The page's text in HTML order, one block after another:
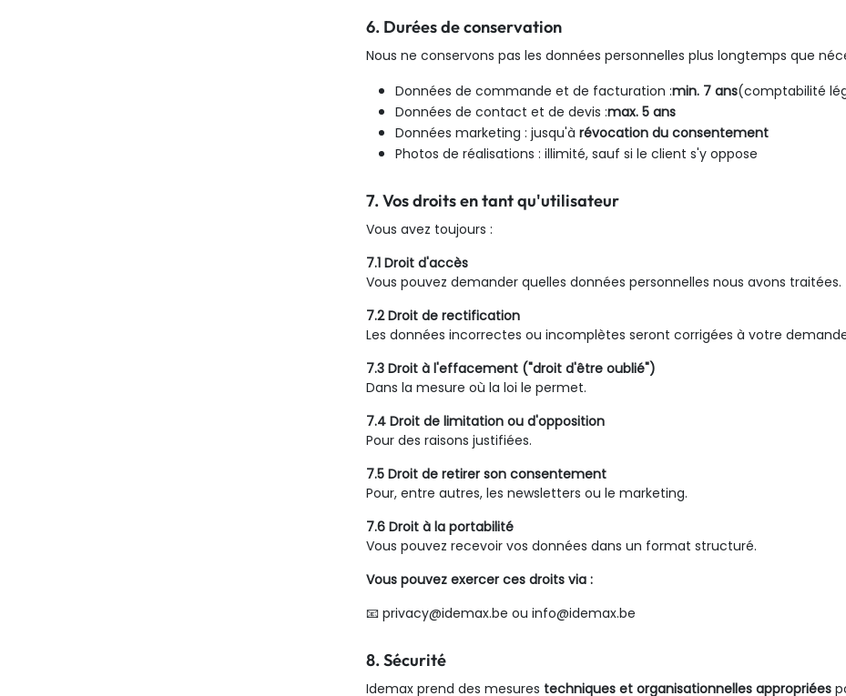
6. Durées de conservation
Nous ne conservons pas les données personnelles plus longtemps que
Données de commande et de facturation :min. 7 ans(comptabilité
Données de contact et de devis :max. 5 ans
Données marketing : jusqu'à révocation du consentement
Photos de réalisations : illimité, sauf si le client s'y oppose
7. Vos droits en tant qu'utilisateur
Vous avez toujours :
7.1 Droit d'accès
Vous pouvez demander quelles données personnelles nous avons traitées.
7.2 Droit de rectification
Les données incorrectes ou incomplètes seront corrigées à votre
7.3 Droit à l'effacement ("droit d'être oublié")
Dans la mesure où la loi le permet.
7.4 Droit de limitation ou d'opposition
Pour des raisons justifiées.
7.5 Droit de retirer son consentement
Pour, entre autres, les newsletters ou le marketing.
7.6 Droit à la portabilité
Vous pouvez recevoir vos données dans un format structuré.
Vous pouvez exercer ces droits via :
📧 privacy@idemax.be ou info@idemax.be
8. Sécurité
Idemax prend des mesures techniques et organisationnelles appropriées